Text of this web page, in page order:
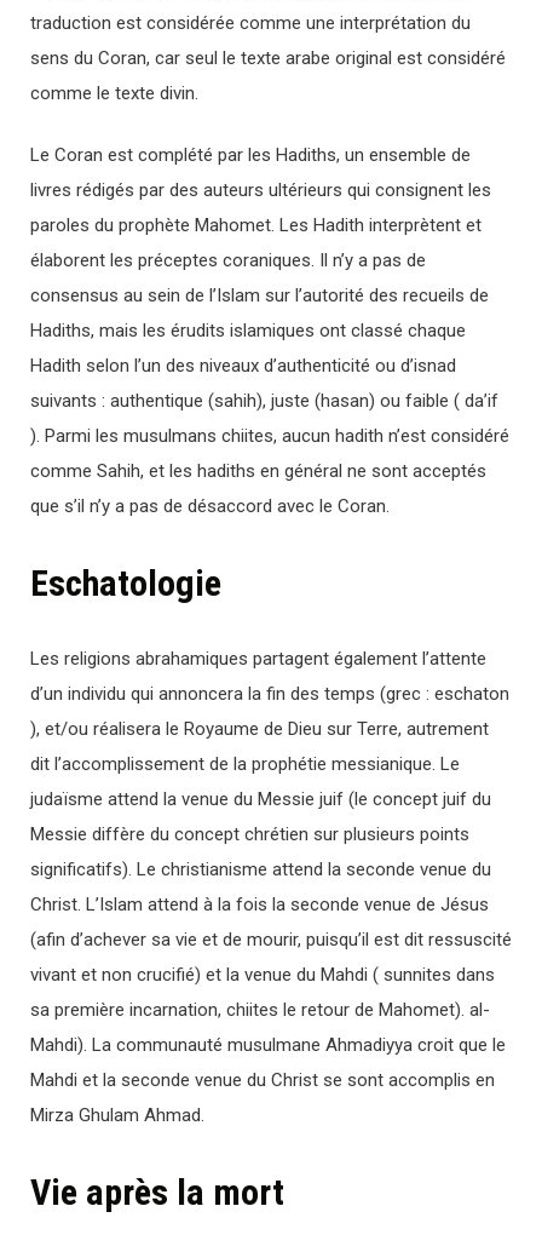
traduction est considérée comme une interprétation du
sens du Coran, car seul le texte arabe original est considéré
comme le texte divin.
Le Coran est complété par les Hadiths, un ensemble de
livres rédigés par des auteurs ultérieurs qui consignent les
paroles du prophète Mahomet. Les Hadith interprètent et
élaborent les préceptes coraniques. Il n’y a pas de
consensus au sein de l’Islam sur l’autorité des recueils de
Hadiths, mais les érudits islamiques ont classé chaque
Hadith selon l’un des niveaux d’authenticité ou d’isnad
suivants : authentique (sahih), juste (hasan) ou faible ( da’if
). Parmi les musulmans chiites, aucun hadith n’est considéré
comme Sahih, et les hadiths en général ne sont acceptés
que s’il n’y a pas de désaccord avec le Coran.
Eschatologie
Les religions abrahamiques partagent également l’attente
d’un individu qui annoncera la fin des temps (grec : eschaton
), et/ou réalisera le Royaume de Dieu sur Terre, autrement
dit l’accomplissement de la prophétie messianique. Le
judaïsme attend la venue du Messie juif (le concept juif du
Messie diffère du concept chrétien sur plusieurs points
significatifs). Le christianisme attend la seconde venue du
Christ. L’Islam attend à la fois la seconde venue de Jésus
(afin d’achever sa vie et de mourir, puisqu’il est dit ressuscité
vivant et non crucifié) et la venue du Mahdi ( sunnites dans
sa première incarnation, chiites le retour de Mahomet). al-
Mahdi). La communauté musulmane Ahmadiyya croit que le
Mahdi et la seconde venue du Christ se sont accomplis en
Mirza Ghulam Ahmad.
Vie après la mort